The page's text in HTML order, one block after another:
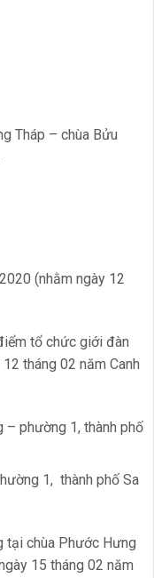
Tháp – chùa Bửu
(nhằm ngày 12
tổ chức giới đàn
tháng 02 năm Canh
– phường 1, thành phố
1, thành phố Sa
tại chùa Phước Hưng
15 tháng 02 năm